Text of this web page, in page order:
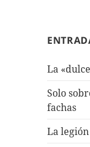
La
Solo
fachas
La